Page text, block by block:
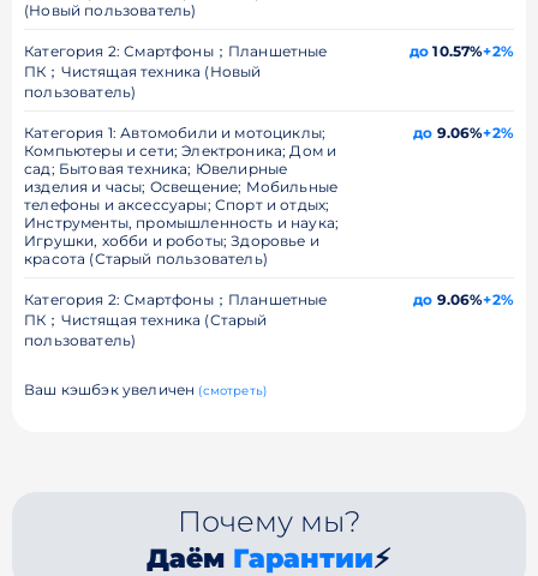
(Новый пользователь)
Категория 2: Смартфоны；Планшетные
ПК；Чистящая техника (Новый
пользователь)
до 10.57%+2%
Категория 1: Автомобили и мотоциклы;
Компьютеры и сети; Электроника; Дом и
сад; Бытовая техника; Ювелирные
изделия и часы; Освещение; Мобильные
телефоны и аксессуары; Спорт и отдых;
Инструменты, промышленность и наука;
Игрушки, хобби и роботы; Здоровье и
красота (Старый пользователь)
до 9.06%+2%
Категория 2: Смартфоны；Планшетные
ПК；Чистящая техника (Старый
пользователь)
до 9.06%+2%
Ваш кэшбэк увеличен (смотреть)
Почему мы?
Даём Гарантии⚡